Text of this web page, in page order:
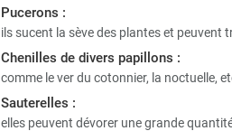
Pucerons :
ils sucent la sève des plantes et peuvent
Chenilles de divers papillons :
comme le ver du cotonnier, la noctuelle,
Sauterelles :
elles peuvent dévorer une grande